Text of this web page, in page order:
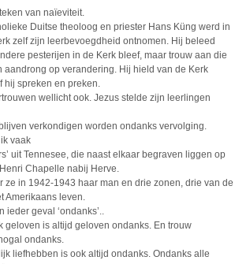
van naïeviteit.
Duitse theoloog en priester Hans Küng werd in
zelf zijn leerbevoegdheid ontnomen. Hij beleed
pesterijen in de Kerk bleef, maar trouw aan die
aandrong op verandering. Hij hield van de Kerk
hij spreken en preken.
wellicht ook. Jezus stelde zijn leerlingen
verkondigen worden ondanks vervolging.
vaak
uit Tennesee, die naast elkaar begraven liggen op
Chapelle nabij Herve.
ze in 1942-1943 haar man en drie zonen, drie van de
Amerikaans leven.
ieder geval ‘ondanks’..
geloven is altijd geloven ondanks. En trouw
ondanks.
liefhebben is ook altijd ondanks. Ondanks alle